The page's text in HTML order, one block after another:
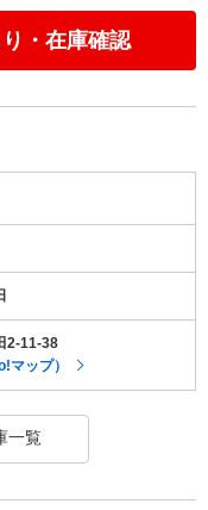
・在庫確認
2-11-38
マップ）
一覧